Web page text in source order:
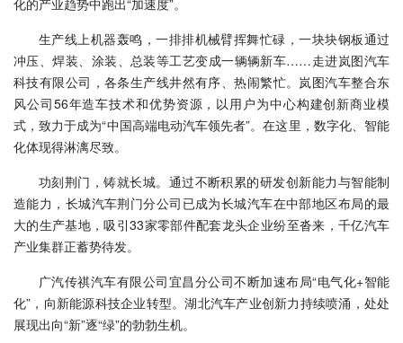
生产线上机器轰鸣，一排排机械臂挥舞忙碌，一块块钢板通过
冲压、焊装、涂装、总装等工艺变成一辆辆新车……走进岚图汽车
科技有限公司，各条生产线井然有序、热闹繁忙。岚图汽车整合东
风公司56年造车技术和优势资源，以用户为中心构建创新商业模
式，致力于成为“中国高端电动汽车领先者”。在这里，数字化、智能
化体现得淋漓尽致。
功刻荆门，铸就长城。通过不断积累的研发创新能力与智能制
造能力，长城汽车荆门分公司已成为长城汽车在中部地区布局的最
大的生产基地，吸引33家零部件配套龙头企业纷至沓来，千亿汽车
产业集群正蓄势待发。
广汽传祺汽车有限公司宜昌分公司不断加速布局“电气化+智能
化”，向新能源科技企业转型。湖北汽车产业创新力持续喷涌，处处
展现出向“新”逐“绿”的勃勃生机。